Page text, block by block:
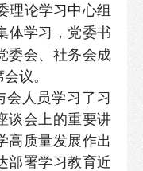
理论学习中心组
体学习，党委书
委会、社务会成
议。
会人员学习了习
谈会上的重要讲
高质量发展作出
部署学习教育近